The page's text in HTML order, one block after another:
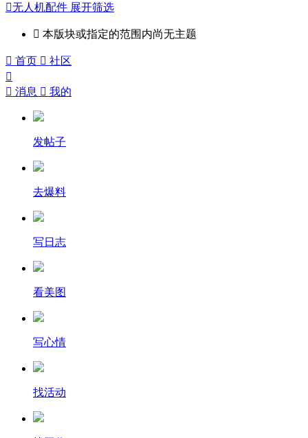
无人机配件 展开筛选
 本版块或指定的范围内尚无主题
 首页  社区

 消息  我的
发帖子
去爆料
写日志
看美图
写心情
找活动